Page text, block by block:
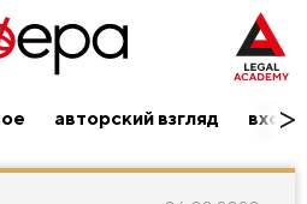
авторский взгляд вход/